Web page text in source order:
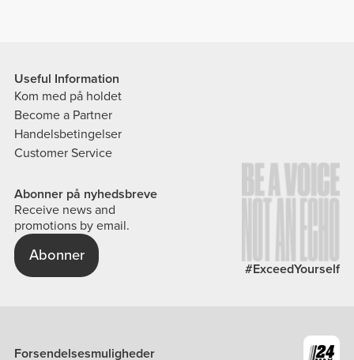
Useful Information
Kom med på holdet
Become a Partner
Handelsbetingelser
Customer Service
Abonner på nyhedsbreve
Receive news and
promotions by email.
Abonner
#ExceedYourself
Forsendelsesmuligheder